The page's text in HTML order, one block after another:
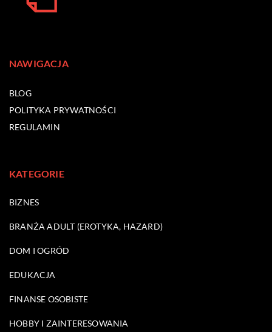
NAWIGACJA
BLOG
POLITYKA PRYWATNOŚCI
REGULAMIN
KATEGORIE
BIZNES
BRANŻA ADULT (EROTYKA, HAZARD)
DOM I OGRÓD
EDUKACJA
FINANSE OSOBISTE
HOBBY I ZAINTERESOWANIA